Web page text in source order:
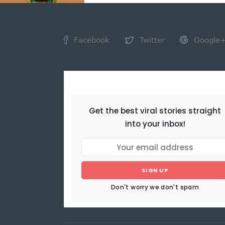
Facebook Twitter Google+
Get the best viral stories straight
into your inbox!
SIGN UP
Don't worry we don't spam